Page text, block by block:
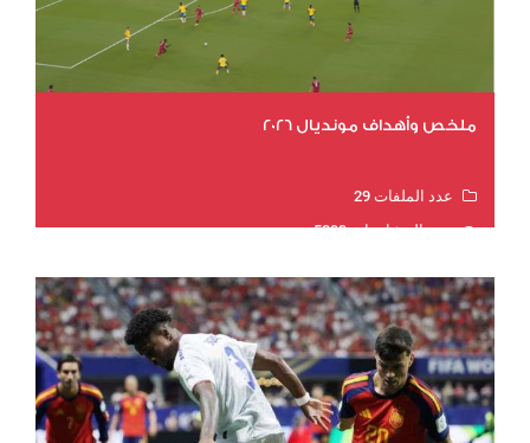
ملخص وأهداف مونديال 2026
عدد الملفات 29
عدد المشاهدات 5399